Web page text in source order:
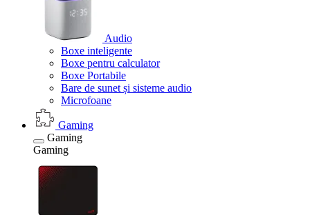
Audio
Boxe inteligente
Boxe pentru calculator
Boxe Portabile
Bare de sunet și sisteme audio
Microfoane
Gaming
Gaming
Gaming